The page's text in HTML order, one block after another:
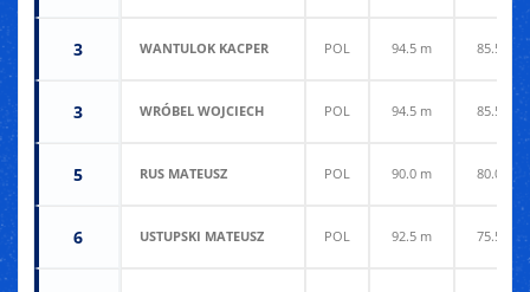
3 WANTULOK KACPER POL 94.5 m 85.5 m
3 WRÓBEL WOJCIECH POL 94.5 m 85.5 m
5 RUS MATEUSZ POL 90.0 m 80.0 m
6 USTUPSKI MATEUSZ POL 92.5 m 75.5 m